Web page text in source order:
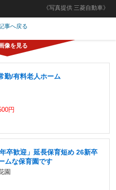
《写真提供 三菱自動車》
事へ戻る
勤/有料老人ホーム
円
卒歓迎」延長保育短め 26新卒
ムな保育園です
園